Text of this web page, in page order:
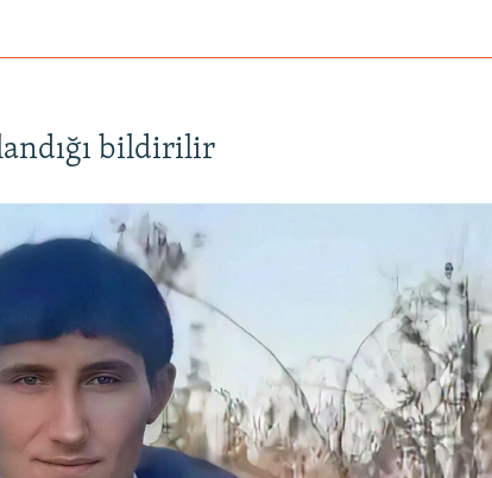
bildirilir